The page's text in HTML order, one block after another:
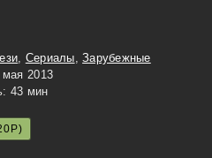
, Сериалы,Зарубежные
мая 2013
43 мин